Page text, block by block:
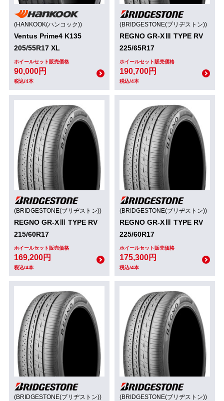
(HANKOOK(ハンコック))
Ventus Prime4 K135
205/55R17 XL
ホイールセット販売価格
90,000円
税込/4本
(BRIDGESTONE(ブリヂストン))
REGNO GR-XⅢ TYPE RV
225/65R17
ホイールセット販売価格
190,700円
税込/4本
(BRIDGESTONE(ブリヂストン))
REGNO GR-XⅢ TYPE RV
215/60R17
ホイールセット販売価格
169,200円
税込/4本
(BRIDGESTONE(ブリヂストン))
REGNO GR-XⅢ TYPE RV
225/60R17
ホイールセット販売価格
175,300円
税込/4本
(BRIDGESTONE(ブリヂストン)) (BRIDGESTONE(ブリヂストン))